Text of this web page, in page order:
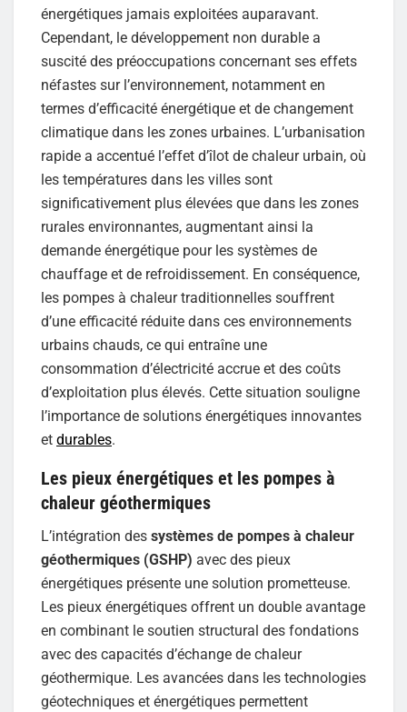
énergétiques jamais exploitées auparavant.
Cependant, le développement non durable a
suscité des préoccupations concernant ses effets
néfastes sur l’environnement, notamment en
termes d’efficacité énergétique et de changement
climatique dans les zones urbaines. L’urbanisation
rapide a accentué l’effet d’îlot de chaleur urbain, où
les températures dans les villes sont
significativement plus élevées que dans les zones
rurales environnantes, augmentant ainsi la
demande énergétique pour les systèmes de
chauffage et de refroidissement. En conséquence,
les pompes à chaleur traditionnelles souffrent
d’une efficacité réduite dans ces environnements
urbains chauds, ce qui entraîne une
consommation d’électricité accrue et des coûts
d’exploitation plus élevés. Cette situation souligne
l’importance de solutions énergétiques innovantes
et durables.
Les pieux énergétiques et les pompes à
chaleur géothermiques
L’intégration des systèmes de pompes à chaleur
géothermiques (GSHP) avec des pieux
énergétiques présente une solution prometteuse.
Les pieux énergétiques offrent un double avantage
en combinant le soutien structural des fondations
avec des capacités d’échange de chaleur
géothermique. Les avancées dans les technologies
géotechniques et énergétiques permettent